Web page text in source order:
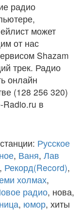
радио
может
от нас
Shazam
трек. Радио
онлайн
(128 256 320)
Radio.ru в
Русское
, Ваня, Лав
, Рекорд(Record),
холмах,
радио, нова,
, юмор, хиты